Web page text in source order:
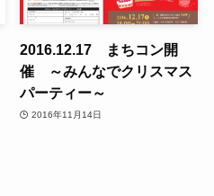
2016.12.17 まちコン開
催 ～みんなでクリスマス
パーティー～
2016年11月14日